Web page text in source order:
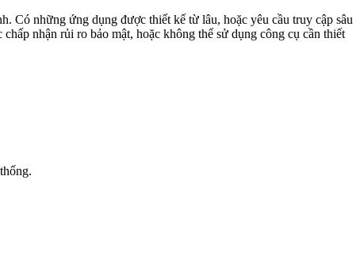
Có những ứng dụng được thiết kế từ lâu, hoặc yêu cầu truy cập sâu
nhận rủi ro bảo mật, hoặc không thể sử dụng công cụ cần thiết